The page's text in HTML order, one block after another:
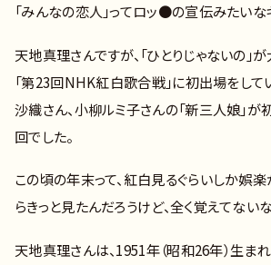
「みんなの恋人」ってロッ●の宣伝みたいな
天地真理さんですが、「ひとりじゃないの」
「第23回NHK紅白歌合戦」に初出場をして
沙織さん、小柳ルミ子さんの「新三人娘」
回でした。
この頃の年末って、紅白見るぐらいしか娯
らきっと見たんだろうけど、全く覚えてない
天地真理さんは、1951年（昭和26年）生まれ